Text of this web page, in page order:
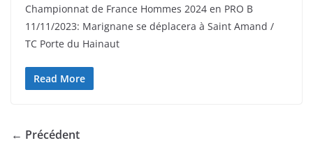
Championnat de France Hommes 2024 en PRO B
11/11/2023: Marignane se déplacera à Saint Amand /
TC Porte du Hainaut
Read More
← Précédent